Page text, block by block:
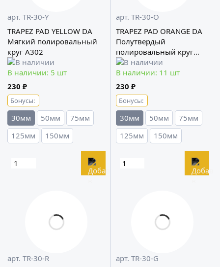
арт. TR-30-Y
TRAPEZ PAD YELLOW DA
Мягкий полировальный
круг A302
В наличии: 5 шт
230 ₽
Бонусы:
30мм 50мм
75мм
125мм
150мм
арт. TR-30-O
TRAPEZ PAD ORANGE DA
Полутвердый
полировальный круг
A302
В наличии: 11 шт
230 ₽
Бонусы:
30мм 50мм
75мм
125мм
150мм
арт. TR-30-R
арт. TR-30-G